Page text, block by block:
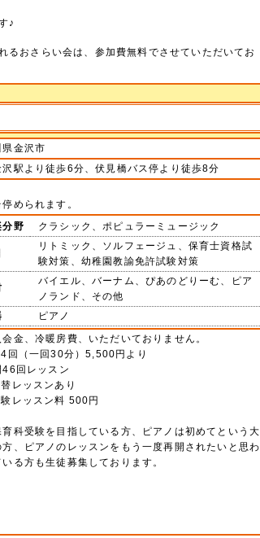
♪
るおさらい会は、参加費無料でさせていただいてお
県金沢市
沢駅より徒歩6分、伏見橋バス停より徒歩8分
められます。
分野 クラシック、ポピュラーミュージック
リトミック、ソルフェージュ、保育士資格試
験対策、幼稚園教諭免許試験対策
バイエル、バーナム、ぴあのどりーむ、ピア
ノランド、その他
ピアノ
金、冷暖房費、いただいておりません。
回（一回30分）5,500円より
46回レッスン
レッスンあり
レッスン料 500円
科受験を目指している方、ピアノは初めてという大
方、ピアノのレッスンをもう一度再開されたいと思わ
いる方も生徒募集しております。